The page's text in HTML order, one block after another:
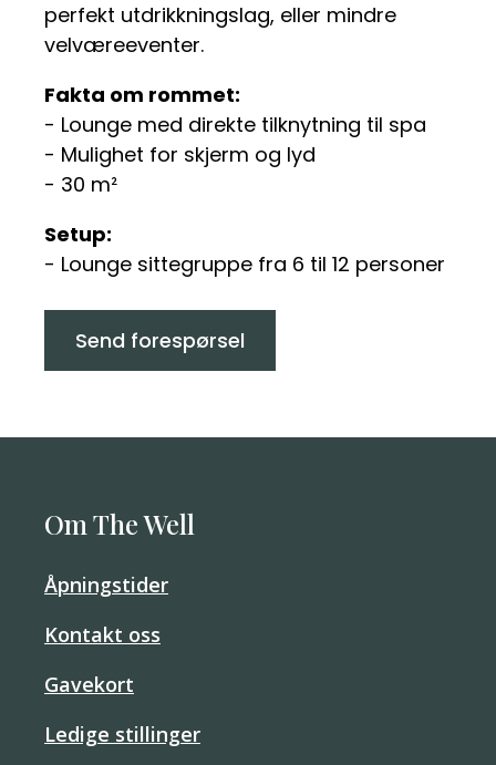
perfekt utdrikkningslag, eller mindre
velværeeventer.
Fakta om rommet:
- Lounge med direkte tilknytning til spa
- Mulighet for skjerm og lyd
- 30 m²
Setup:
- Lounge sittegruppe fra 6 til 12 personer
Send forespørsel
Om The Well
Åpningstider
Kontakt oss
Gavekort
Ledige stillinger